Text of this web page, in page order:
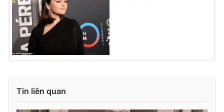
Cơ quan chủ quản:
Cơ quan báo chí:
Thời báo VTV
Giấy phép hoạt động báo in và báo điện tử số 483/GP-BTTTT
cấp ngày 29/12/2023
Nguyễn Trọng Ninh
Tin liên quan